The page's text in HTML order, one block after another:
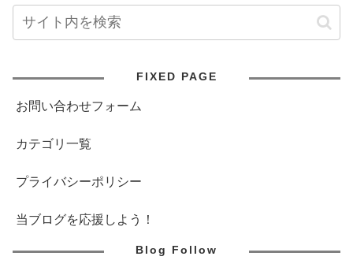
FIXED PAGE
お問い合わせフォーム
カテゴリ一覧
プライバシーポリシー
当ブログを応援しよう！
Blog Follow